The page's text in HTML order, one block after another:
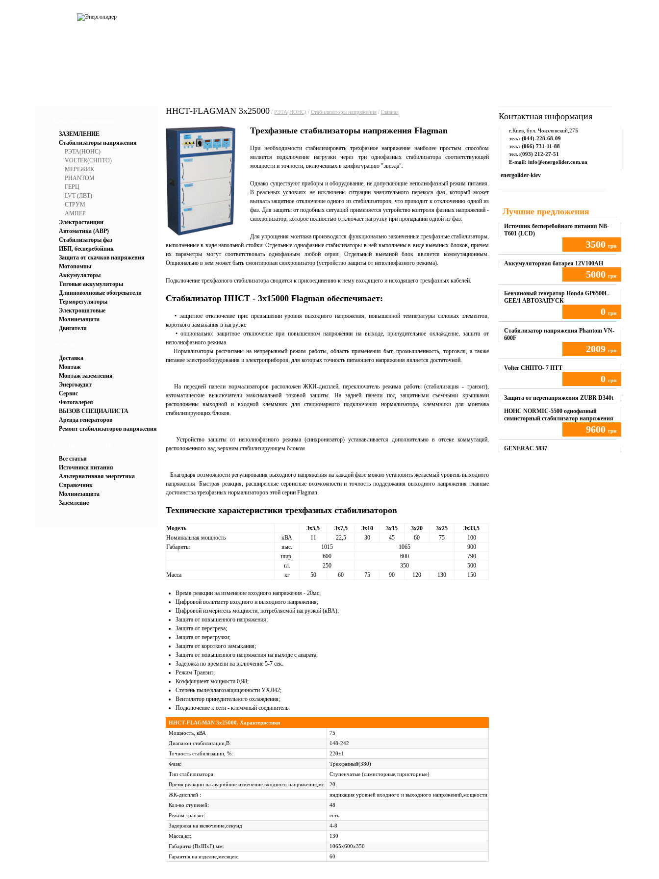
ЗАЗЕМЛЕНИЕ
Стабилизаторы напряжения
РЭТА(НОНС)
VOLTER(СНПТО)
МЕРЕЖИК
PHANTOM
ГЕРЦ
LVT (ЛВТ)
СТРУМ
АМПЕР
Электростанции
Автоматика (АВР)
Стабилизаторы фаз
ИБП, бесперебойник
Защита от скачков напряжения
Мотопомпы
Аккумуляторы
Тяговые аккумуляторы
Длинноволновые обогреватели
Терморегуляторы
Электрощитовые
Молниезащита
Двигатели
Доставка
Монтаж
Монтаж заземления
Энергоаудит
Сервис
Фотогалерея
ВЫЗОВ СПЕЦИАЛИСТА
Аренда генераторов
Ремонт стабилизаторов напряжения
Все статьи
Источники питания
Альтернативная энергетика
Справочник
Молниезащита
Заземление
ННСТ-FLAGMAN 3x25000 / РЭТА(НОНС) / Стабилизаторы напряжения / Главная
Трехфазные стабилизаторы напряжения Flagman
При необходимости стабилизировать трехфазное напряжение наиболее простым способом
является подключение нагрузки через три однофазных стабилизатора соответствующей
мощности и точности, включенных в конфигурацию "звезда".
Однако существуют приборы и оборудование, не допускающие неполнофазный режим питания.
В реальных условиях не исключены ситуации значительного перекоса фаз, который может
вызвать защитное отключение одного из стабилизаторов, что приводит к отключению одной из
фаз. Для защиты от подобных ситуаций применяется устройство контроля фазных напряжений -
синхронизатор, которое полностью отключает нагрузку при пропадании одной из фаз.
Для упрощения монтажа производятся функционально законченные трехфазные стабилизаторы,
выполненные в виде напольной стойки. Отдельные однофазные стабилизаторы в ней выполнены в виде выемных блоков, причем
их параметры могут соответствовать однофазным любой серии. Отдельный выемной блок является коммутационным.
Опционально в нем может быть смонтирован синхронизатор (устройство защиты от неполнофазного режима).
Подключение трехфазного стабилизатора сводится к присоединению к нему входящего и исходящего трехфазных кабелей.
Стабилизатор ННСТ - 3х15000 Flagman обеспечивает:
• защитное отключение при: превышении уровня выходного напряжения, повышенной температуры силовых элементов,
короткого замыкания в нагрузке
• опционально: защитное отключение при повышенном напряжении на выходе, принудительное охлаждение, защита от
неполнофазного режима.
Нормализаторы рассчитаны на непрерывный режим работы, область применения быт, промышленность, торговля, а также
питание электрооборудования и электроприборов, для которых точность питающего напряжения является достаточной.
На передней панели нормализаторов расположен ЖКИ-дисплей, переключатель режима работы (стабилизация - транзит),
автоматические выключатели максимальной токовой защиты. На задней панели под защитными съемными крышками
расположены выходной и входной клеммник для стационарного подключения нормализатора, клеммники для монтажа
стабилизирующих блоков.
Устройство защиты от неполнофазного режима (синхронизатор) устанавливается дополнительно в отсеке коммутаций,
расположенного над верхним стабилизирующем блоком.
Благодаря возможности регулирования выходного напряжения на каждой фазе можно установить желаемый уровень выходного
напряжения. Быстрая реакция, расширенные сервисные возможности и точность поддержания выходного напряжения главные
достоинства трехфазных нормализаторов этой серии Flagman.
Технические характеристики трехфазных стабилизаторов
Модель 3x5,5 3x7,5 3x10 3x15 3x20 3x25
3x33,5
Номинальная мощность
кВА 11 22,5 30 45 60 75
100
Габариты
выс. 1015 1065
900
шир.
600 600
790
гл.
250 350
500
Масса
кг 50 60 75 90 120 130 150
Время реакции на изменение входного напряжения - 20мс;
Цифровой вольтметр входного и выходного напряжения;
Цифровой измеритель мощности, потребляемой нагрузкой (кВА);
Защита от повышенного напряжения;
Защита от перегрева;
Защита от перегрузки;
Защита от короткого замыкания;
Защита от повышенного напряжения на выходе с апарата;
Задержка по времени на включение 5-7 сек.
Режим Транзит;
Коэффициент мощности 0,98;
Степень пыле/влагозащищенности УХЛ42;
Вентилятор принудительного охлаждения;
Подключение к сети - клеммный соединитель.
ННСТ-FLAGMAN 3x25000. Характеристики
Мощность, кВА
75
Диапазон стабилизации,В:
148-242
Точность стабилизации, %:
220±1
Фаза:
Трехфазный(380)
Тип стабилизатора:
Ступенчатые (cимисторные,тиристорные)
Время реакции на аварийное изменение входного напряжения,мс:
20
ЖК-дисплей :
индикация уровней входного и выходного напряжений,мощности
Кол-во ступеней:
48
Режим транзит:
есть
Задержка на включение,секунд
4-8
Масса,кг:
130
Габариты (ВхШхГ),мм:
1065x600x350
Гарантия на изделие,месяцев:
60
Контактная информация
г.Киев, бул. Чоколовский,27Б
тел.: (044)-228-68-09
тел.: (066) 731-11-88
тел.:(093) 212-27-51
E-mail: info@energolider.com.ua
energolider-kiev
Лучшие предложения
Источник бесперебойного питания NB-
T601 (LCD)
3500 грн
Купить
Аккумуляторная батарея 12V100AH
5000 грн
Купить
Бензиновый генератор Honda GP6500L-
GEE/1 АВТОЗАПУСК
0 грн
Купить
Стабилизатор напряжения Phantom VN-
600F
2009 грн
Купить
Volter СНПТО- 7 ПТТ
0 грн
Купить
Защита от перенапряжения ZUBR D340t
НОНС NORMIC-5500 однофазный
симисторный стабилизатор напряжения
9600 грн
Купить
GENERAC 5837